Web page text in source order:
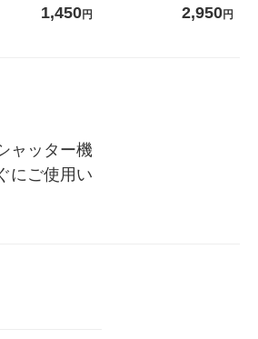
ナ オ
1箱（20本入）ラベルレス
1,450円
し 精白米 5kg
2,950円
ャッター機
にご使用い